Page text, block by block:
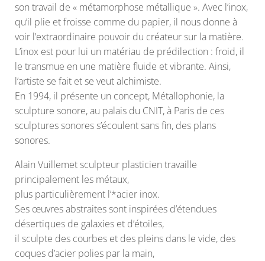
son travail de « métamorphose métallique ». Avec l’inox,
qu’il plie et froisse comme du papier, il nous donne à
voir l’extraordinaire pouvoir du créateur sur la matière.
L’inox est pour lui un matériau de prédilection : froid, il
le transmue en une matière fluide et vibrante. Ainsi,
l’artiste se fait et se veut alchimiste.
En 1994, il présente un concept, Métallophonie, la
sculpture sonore, au palais du CNIT, à Paris de ces
sculptures sonores s’écoulent sans fin, des plans
sonores.
Alain Vuillemet sculpteur plasticien travaille
principalement les métaux,
plus particulièrement l’*acier inox.
Ses œuvres abstraites sont inspirées d’étendues
désertiques de galaxies et d’étoiles,
il sculpte des courbes et des pleins dans le vide, des
coques d’acier polies par la main,